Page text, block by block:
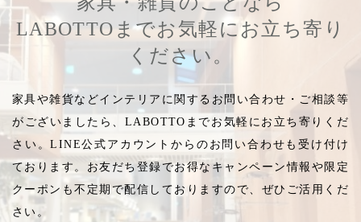
LABOTTOまでお気軽にお立ち寄り
ください。
家具や雑貨などインテリアに関するお問い合わせ・ご相談等
がございましたら、LABOTTOまでお気軽にお立ち寄りくだ
さい。LINE公式アカウントからのお問い合わせも受け付け
ております。お友だち登録でお得なキャンペーン情報や限定
クーポンも不定期で配信しておりますので、ぜひご活用くだ
さい。